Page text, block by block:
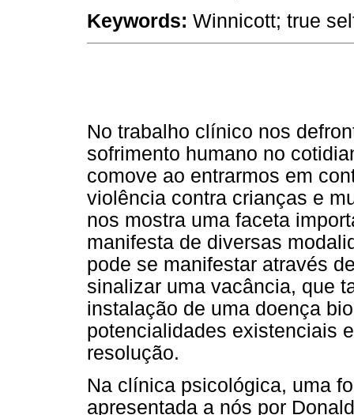
Keywords: Winnicott; true
No trabalho clínico nos
sofrimento humano no
comove ao entrarmos em
violência contra crianças e
nos mostra uma faceta
manifesta de diversas
pode se manifestar através
sinalizar uma vacância, que
instalação de uma doença
potencialidades existenciais
resolução.
Na clínica psicológica, uma
apresentada a nós por